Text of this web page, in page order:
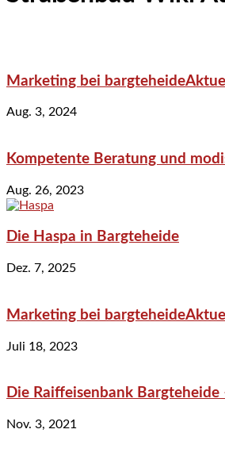
Marketing bei
Aug. 3, 2024
Kompetente Beratung und
Aug. 26, 2023
Die Haspa in Bargteheide
Dez. 7, 2025
Marketing bei
Juli 18, 2023
Die Raiffeisenbank
Nov. 3, 2021